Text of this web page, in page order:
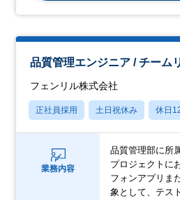
品質管理エンジニア / チーム
フェンリル株式会社
正社員採用 土日祝休み 休日
業務内容
品質管理部に所
プロジェクトに
フォンアプリま
象として、テス